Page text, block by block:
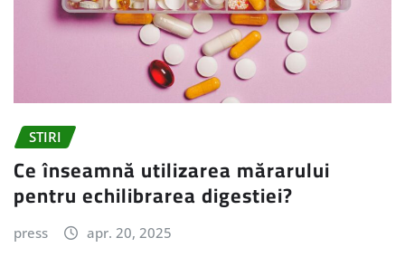
STIRI
Ce înseamnă utilizarea mărarului
pentru echilibrarea digestiei?
press apr. 20, 2025